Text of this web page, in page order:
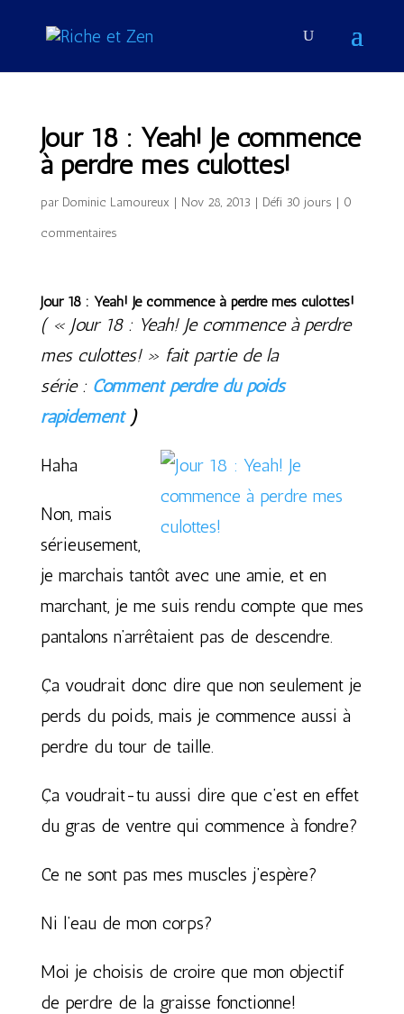
Jour 18 : Yeah! Je commence
à perdre mes culottes!
par Dominic Lamoureux | Nov 28, 2013 | Défi 30 jours | 0
commentaires
Jour 18 : Yeah! Je commence à perdre mes culottes!
( « Jour 18 : Yeah! Je commence à perdre
mes culottes! » fait partie de la
série : Comment perdre du poids
rapidement)
Haha
Non, mais
sérieusement,
je marchais tantôt avec une amie, et en
marchant, je me suis rendu compte que mes
pantalons n’arrêtaient pas de descendre.
Ça voudrait donc dire que non seulement je
perds du poids, mais je commence aussi à
perdre du tour de taille.
Ça voudrait-tu aussi dire que c’est en effet
du gras de ventre qui commence à fondre?
Ce ne sont pas mes muscles j’espère?
Ni l’eau de mon corps?
Moi je choisis de croire que mon objectif
de perdre de la graisse fonctionne!